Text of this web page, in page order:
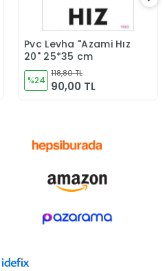
Sepete Ekle
Pvc Levha "Azami Hız
20" 25*35 cm
%24
118,80 TL
90,00 TL